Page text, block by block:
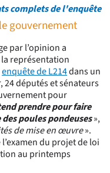
complets de l'enquête
gouvernement
par l’opinion a
représentation
enquête de L214dans un
24 députés et sénateurs
pour
prendre pour faire
poules pondeuses»,
de mise en œuvre».
du projet de loi
au printemps